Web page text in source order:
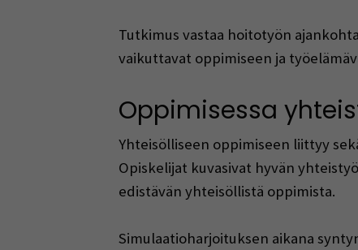
Tutkimus vastaa hoitotyön
vaikuttavat oppimiseen ja
Oppimisessa
Yhteisölliseen oppimiseen liittyy
Opiskelijat kuvasivat hyvän
edistävän yhteisöllistä oppimista.
Simulaatioharjoituksen aikana